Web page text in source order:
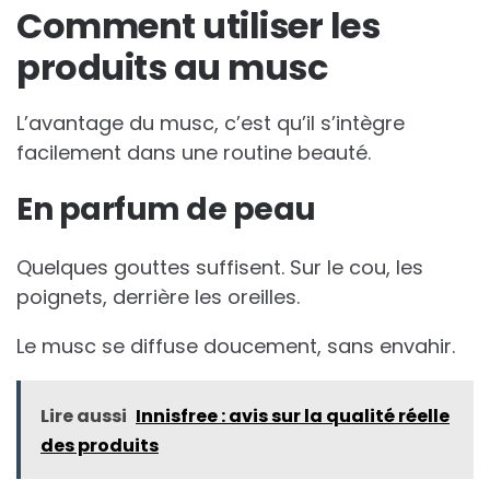
Comment utiliser les
produits au musc
L’avantage du musc, c’est qu’il s’intègre
facilement dans une routine beauté.
En parfum de peau
Quelques gouttes suffisent. Sur le cou, les
poignets, derrière les oreilles.
Le musc se diffuse doucement, sans envahir.
Lire aussi Innisfree : avis sur la qualité réelle
des produits